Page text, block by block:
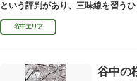
という評判があり、三味線を習う
といわれています。
谷中エリア
谷中の